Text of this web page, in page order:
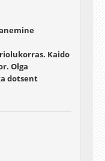
Kaido
Olga
dotsent